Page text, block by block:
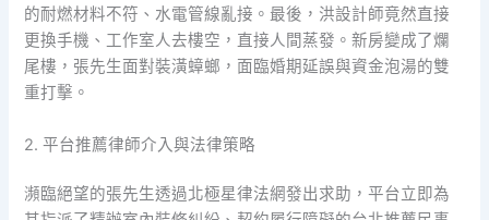
的耐燃材料不符、水電管線亂接。最後，洪設計師竟然直接
更換手機、工作室人去樓空，直接人間蒸發。新房變成了爛
尾樓，張先生面對裝潢蟑螂，面臨婚期延誤與資金泡湯的雙
重打擊。
2. 平台推薦律師介入與法律策略
瀕臨絕望的張先生透過北極星律法網發出求助，平台立即為